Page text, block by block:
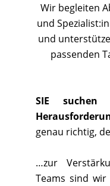
Wir begleiten
und
und
passenden
SIE suchen
genau richtig,
…zur
Teams sind